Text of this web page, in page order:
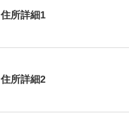
住所詳細1
住所詳細2